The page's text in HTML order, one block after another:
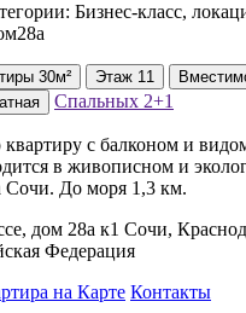
Бизнес-класс,
30м² Этаж 11
Спальных 2+1
с балконом и
в живописном и
Сочи. До моря 1,3 км.
дом 28а к1 Сочи,
Федерация
на Карте Контакты